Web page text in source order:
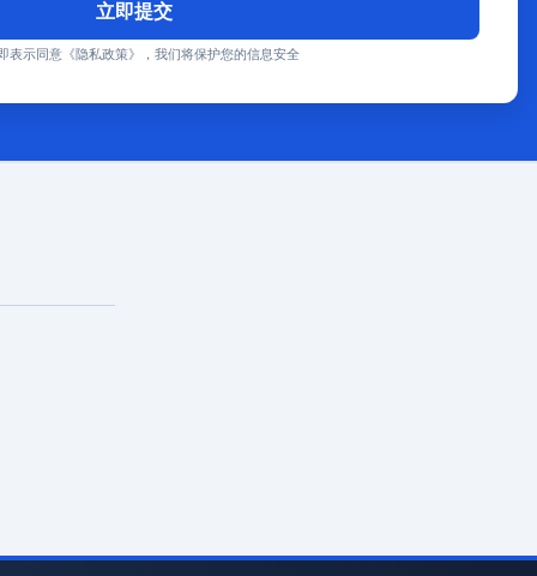
立即提交
表示同意《隐私政策》，我们将保护您的信息安全